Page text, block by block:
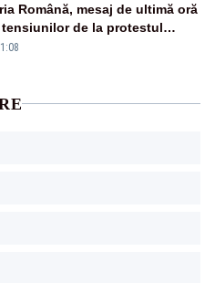
Română, mesaj de ultimă oră
de la protestul
- VIDEO